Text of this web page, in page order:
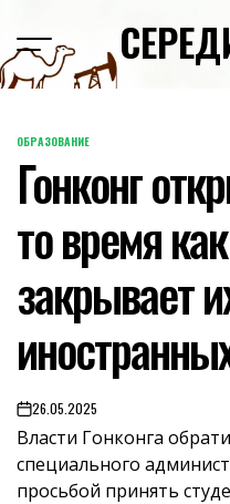
content
POSTED
IN
ОБРАЗОВАНИЕ
Гонконг
то время
закрывает
on26.05.2025
Власти Гонконга
специального
просьбой принять